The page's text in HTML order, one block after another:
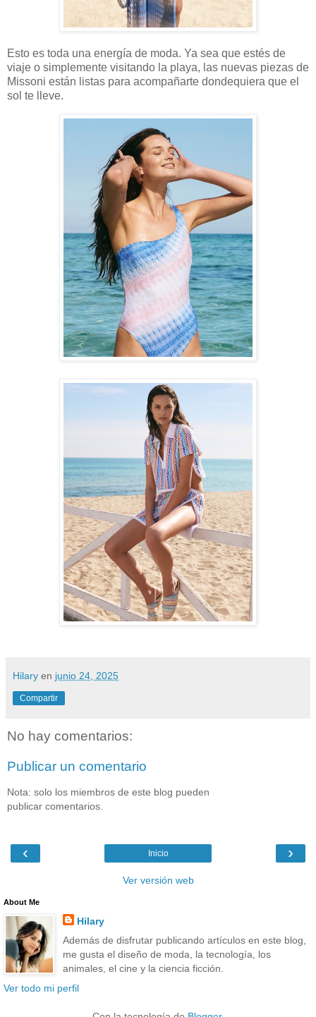
Esto es toda una energía de moda. Ya sea que estés de
viaje o simplemente visitando la playa, las nuevas piezas de
Missoni están listas para acompañarte dondequiera que el
sol te lleve.
Hilary en junio 24, 2025
Compartir
No hay comentarios:
Publicar un comentario
Nota: solo los miembros de este blog pueden
publicar comentarios.
‹ ›
Inicio
Ver versión web
About Me
Hilary
Además de disfrutar publicando artículos en este blog,
me gusta el diseño de moda, la tecnología, los
animales, el cine y la ciencia ficción.
Ver todo mi perfil